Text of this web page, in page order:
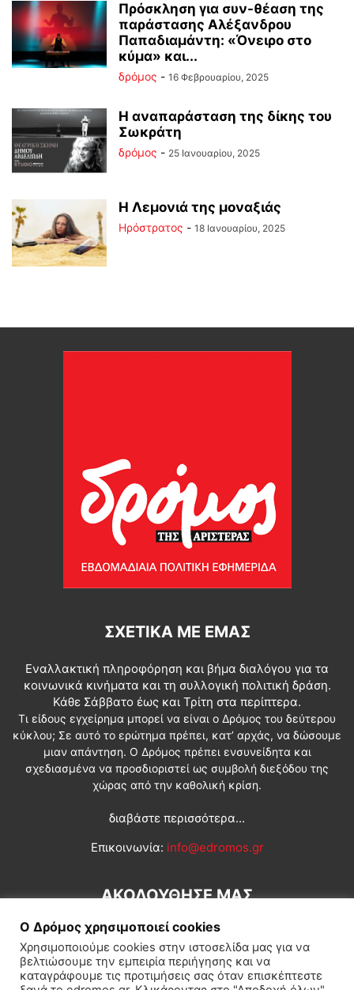
Πρόσκληση για συν-θέαση της
παράστασης Αλέξανδρου
Παπαδιαμάντη: «Όνειρο στο
κύμα» και...
δρόμος - 16 Φεβρουαρίου, 2025
Η αναπαράσταση της δίκης του
Σωκράτη
δρόμος - 25 Ιανουαρίου, 2025
Η Λεμονιά της μοναξιάς
Ηρόστρατος - 18 Ιανουαρίου, 2025
ΣΧΕΤΙΚΆ ΜΕ ΕΜΆΣ
Εναλλακτική πληροφόρηση και βήμα διαλόγου για τα
κοινωνικά κινήματα και τη συλλογική πολιτική δράση.
Κάθε Σάββατο έως και Τρίτη στα περίπτερα.
Τι είδους εγχείρημα μπορεί να είναι ο Δρόμος του δεύτερου
κύκλου; Σε αυτό το ερώτημα πρέπει, κατ’ αρχάς, να δώσουμε
μιαν απάντηση. Ο Δρόμος πρέπει ενσυνείδητα και
σχεδιασμένα να προσδιοριστεί ως συμβολή διεξόδου της
χώρας από την καθολική κρίση.
διαβάστε περισσότερα...
Επικοινωνία: info@edromos.gr
ΑΚΟΛΟΥΘΗΣΕ ΜΑΣ
Ο Δρόμος χρησιμοποιεί cookies
Χρησιμοποιούμε cookies στην ιστοσελίδα μας για να
βελτιώσουμε την εμπειρία περιήγησης και να
καταγράφουμε τις προτιμήσεις σας όταν επισκέπτεστε